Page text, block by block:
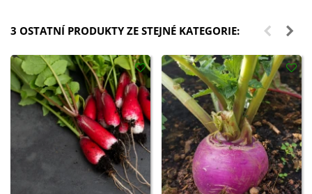
3 OSTATNÍ PRODUKTY ZE STEJNÉ KATEGORIE: